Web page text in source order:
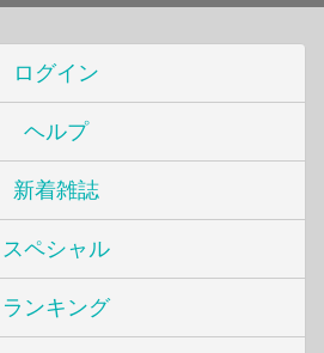
ログイン
ヘルプ
新着雑誌
スペシャル
ランキング